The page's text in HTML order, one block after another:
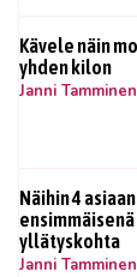
Kävele näin
yhden kilon
Janni Tamminen
Näihin 4
yllätyskohta
Janni Tamminen